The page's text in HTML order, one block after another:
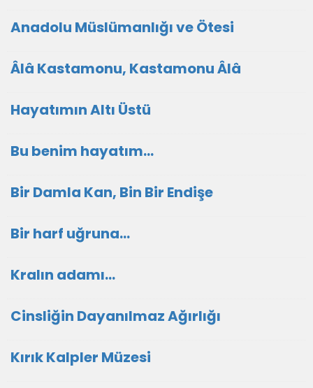
Anadolu Müslümanlığı ve Ötesi
Âlâ Kastamonu, Kastamonu Âlâ
Hayatımın Altı Üstü
Bu benim hayatım...
Bir Damla Kan, Bin Bir Endişe
Bir harf uğruna...
Kralın adamı...
Cinsliğin Dayanılmaz Ağırlığı
Kırık Kalpler Müzesi